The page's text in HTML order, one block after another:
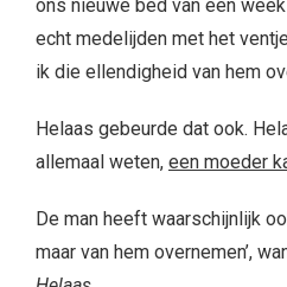
ons nieuwe bed van een
echt medelijden met het
ik die ellendigheid van hem
Helaas gebeurde dat ook.
allemaal weten, een moeder
De man heeft waarschijnlijk
maar van hem overnemen’,